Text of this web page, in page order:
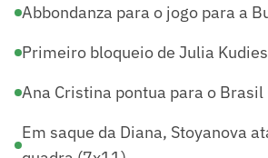
Abbondanza para o jogo para a
Primeiro bloqueio de Julia
Ana Cristina pontua para o
Em saque da Diana, Stoyanova